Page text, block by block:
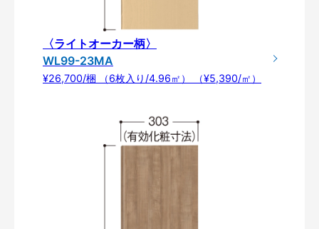
〈ライトオーカー柄〉
WL99-23MA
¥26,700/梱 （6枚入り/4.96㎡） （¥5,390/㎡）